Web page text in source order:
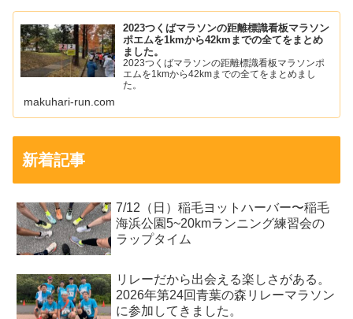
2023つくばマラソンの距離標識看板マラソン
ポエムを1kmから42kmまでの全てをまとめ
ました。
2023つくばマラソンの距離標識看板マラソンポ
エムを1kmから42kmまでの全てをまとめまし
た。
makuhari-run.com
新着記事
7/12（日）稲毛ヨットハーバー〜稲毛
海浜公園5~20kmランニング練習会の
ラップタイム
リレーだから出会える楽しさがある。
2026年第24回青葉の森リレーマラソン
に参加してきました。